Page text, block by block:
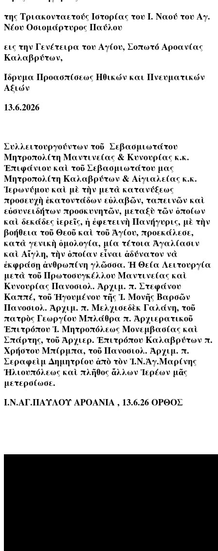
της Τριακονταετούς Ιστορίας του Ι. Ναού του Αγ.
Νέου Οσιομάρτυρος Παύλου
εις την Γενέτειρα του Αγίου, Σοπωτό Αροανίας
Καλαβρύτων,
Ίδρυμα Προασπίσεως Ηθικών και Πνευματικών
Αξιών
13.6.2026
Συλλειτουργούντων τοῦ Σεβασμιωτάτου
Μητροπολίτη Μαντινείας & Κυνουρίας κ.κ.
Ἐπιφάνιου καὶ τοῦ Σεβασμιωτάτου μας
Μητροπολίτη Καλαβρύτων & Αἰγιαλείας κ.κ.
Ἱερωνύμου καὶ μὲ τὴν μετὰ κατανύξεως
προσευχὴ ἑκατοντάδων εὐλαβῶν, ταπεινῶν καὶ
εὐσυνειδήτων προσκυνητῶν, μεταξὺ τῶν ὁποίων
καὶ δεκάδες ἱερεῖς, ἡ ἐφετεινὴ Πανήγυρις, μὲ τὴν
βοήθεια τοῦ Θεοῦ καὶ τοῦ Ἁγίου, προεκάλεσε,
κατὰ γενικὴ ὁμολογία, μία τέτοια Ἀγαλίασιν
καὶ Αἴγλη, τὴν ὁποίαν εἶναι ἀδύνατον νὰ
ἐκφράσῃ ἀνθρωπίνη γλῶσσα. Ἡ Θεία Λειτουργία
μετὰ τοῦ Πρωτοσυγκέλλου Μαντινείας καὶ
Κυνουρίας Πανοσιολ. Ἀρχιμ. π. Στεφάνου
Καππέ, τοῦ Ἡγουμένου τῆς Ἱ. Μονῆς Βαρσῶν
Πανοσιολ. Ἀρχιμ. π. Μελχισεδὲκ Γαλάνη, τοῦ
πατρὸς Γεωργίου Μπλάθρα π. Ἀρχιερατικοῦ
Ἐπιτρόπου Ἱ. Μητροπόλεως Μονεμβασίας καὶ
Σπάρτης, τοῦ Ἀρχιερ. Ἐπιτρόπου Καλαβρύτων π.
Χρήστου Μπίρμπα, τοῦ Πανοσιολ. Ἀρχιμ. π.
Σεραφεὶμ Δημητρίου ἀπὸ τὸν Ἱ.Ν.Ἁγ.Μαρίνης
Ἠλιουπόλεως καὶ πλῆθος ἄλλων Ἱερέων μᾶς
μετερσίωσε.
Ι.Ν.ΑΓ.ΠΑΥΛΟΥ ΑΡΟΑΝΙΑ , 13.6.26 ΟΡΘΟΣ